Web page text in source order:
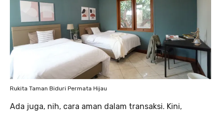
Rukita Taman Biduri Permata Hijau
Ada juga, nih, cara aman dalam transaksi. Kini,